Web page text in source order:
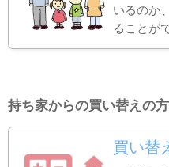
いるのか
ることが
持ち家からの買い替えの
買い替